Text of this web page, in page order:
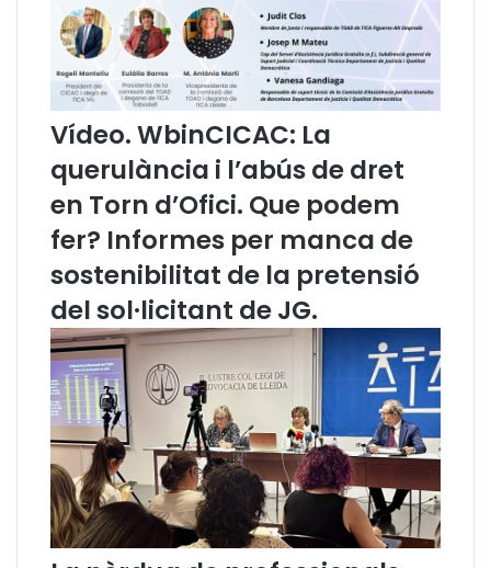
i
n
o
l
g
i
b
à
i
c
a
d
e
d
r
e
d
e
f
v
a
e
x
e
r
e
s
s
’
m
p
i
a
e
n
Vídeo. WbinCICAC: La
querulància i l’abús de dret
en Torn d’Ofici. Que podem
fer? Informes per manca de
sostenibilitat de la pretensió
del sol·licitant de JG.